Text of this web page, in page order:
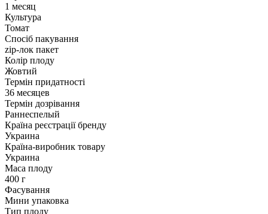
1 месяц
Культура
Томат
Спосіб пакування
zip-лок пакет
Колір плоду
Жовтий
Термін придатності
36 месяцев
Термін дозрівання
Раннеспелый
Країна реєстрації бренду
Украина
Країна-виробник товару
Украина
Маса плоду
400 г
Фасування
Мини упаковка
Тип плоду